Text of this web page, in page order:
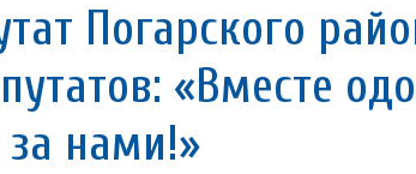
Погарского
«Вместе
за нами!»